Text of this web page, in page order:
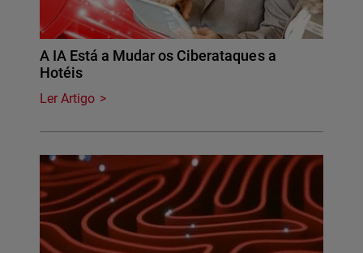
A IA Está a Mudar os Ciberataques a
Hotéis
Ler Artigo